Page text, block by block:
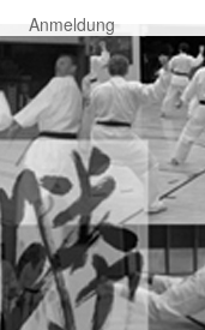
Anmeldung